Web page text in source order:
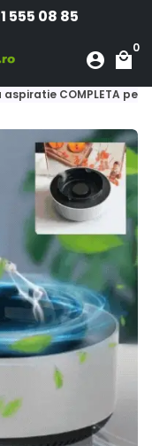
555 08 85
account_circle local_mall
0
aspiratie COMPLETA